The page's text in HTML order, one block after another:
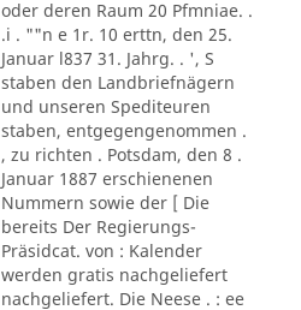
oder deren Raum 20 Pfmniae. .
.i . ""n e 1r. 10 erttn, den 25.
Januar l837 31. Jahrg. . ', S
staben den Landbriefnägern
und unseren Spediteuren
staben, entgegengenommen .
, zu richten . Potsdam, den 8 .
Januar 1887 erschienenen
Nummern sowie der [ Die
bereits Der Regierungs-
Präsidcat. von : Kalender
werden gratis nachgeliefert
nachgeliefert. Die Neese . : ee